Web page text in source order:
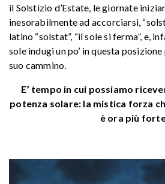
il Solstizio d’Estate, le giornate
inesorabilmente ad accorciarsi,
latino “solstat”, “il sole si ferma”, e,
sole indugi un po’ in questa
suo cammino.
E’ tempo in cui possiamo
potenza solare: la mistica forza
è ora più